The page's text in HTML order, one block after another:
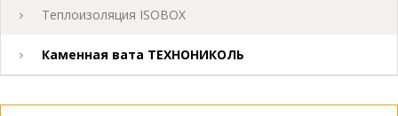
Теплоизоляция ISOBOX
Каменная вата ТЕХНОНИКОЛЬ